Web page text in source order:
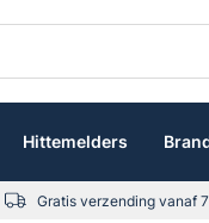
Hittemelders
Gratis verzending vanaf